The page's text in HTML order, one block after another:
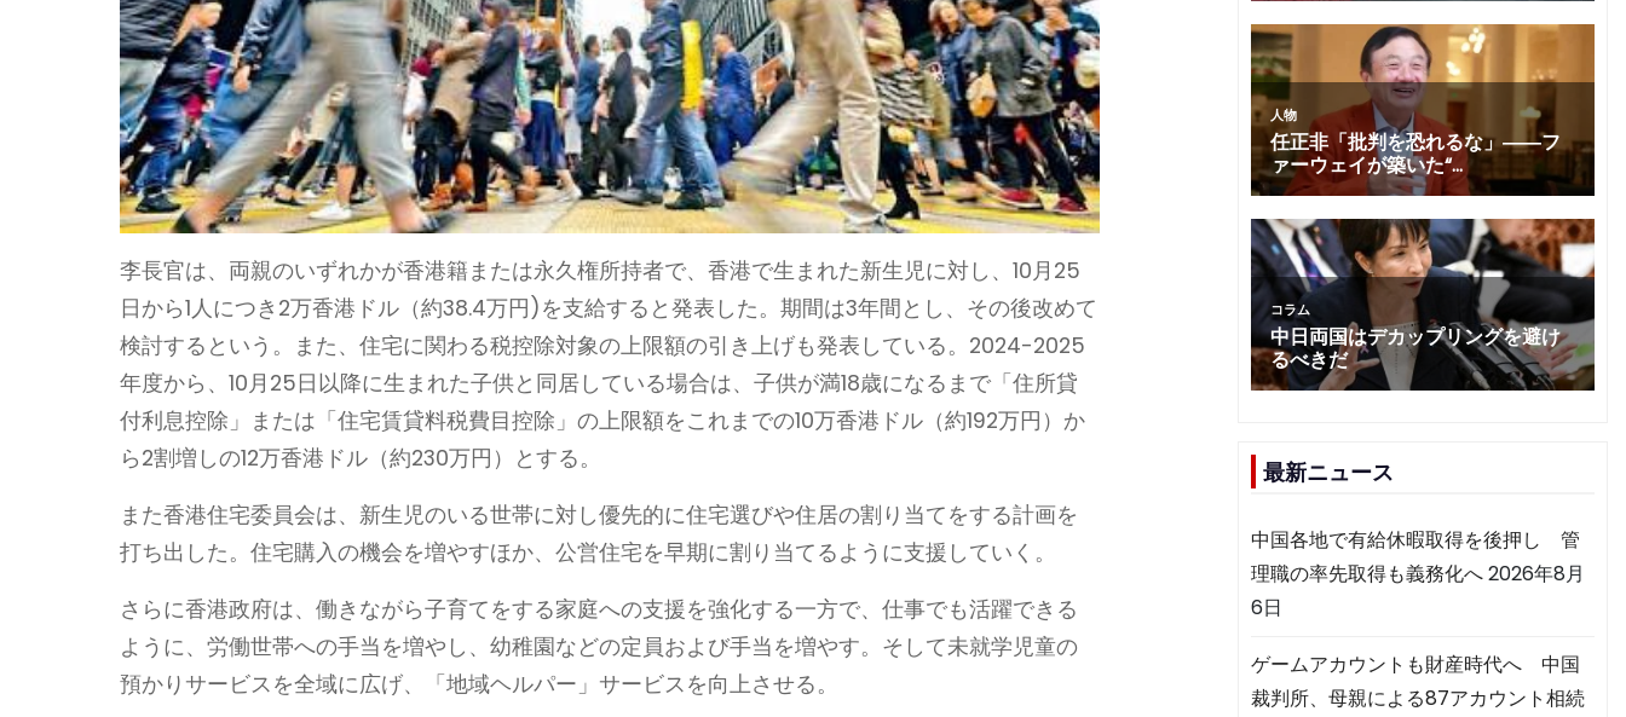
李長官は、両親のいずれかが香港籍または永久権所持者で、香港で生まれた新生児に対し、10月25
日から1人につき2万香港ドル（約38.4万円)を支給すると発表した。期間は3年間とし、その後改めて
検討するという。また、住宅に関わる税控除対象の上限額の引き上げも発表している。2024-2025
年度から、10月25日以降に生まれた子供と同居している場合は、子供が満18歳になるまで「住所貸
付利息控除」または「住宅賃貸料税費目控除」の上限額をこれまでの10万香港ドル（約192万円）か
ら2割増しの12万香港ドル（約230万円）とする。
また香港住宅委員会は、新生児のいる世帯に対し優先的に住宅選びや住居の割り当てをする計画を
打ち出した。住宅購入の機会を増やすほか、公営住宅を早期に割り当てるように支援していく。
さらに香港政府は、働きながら子育てをする家庭への支援を強化する一方で、仕事でも活躍できる
ように、労働世帯への手当を増やし、幼稚園などの定員および手当を増やす。そして未就学児童の
預かりサービスを全域に広げ、「地域ヘルパー」サービスを向上させる。
最新ニュース
中国各地で有給休暇取得を後押し 管
理職の率先取得も義務化へ2026年8月
6日
ゲームアカウントも財産時代へ 中国
裁判所、母親による87アカウント相続